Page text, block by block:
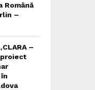
Română
–
–